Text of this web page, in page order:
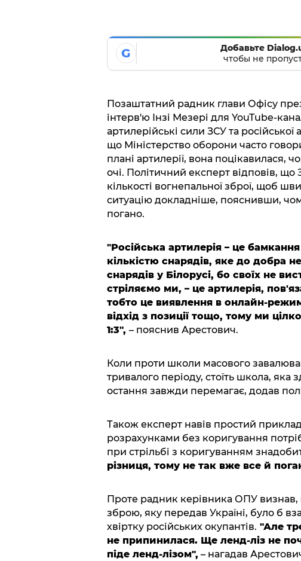
G
Добавьте
чтобы не
Позаштатний радник глави Офісу
інтерв'ю Інзі Мезері для YouTube-
артилерійські сили ЗСУ та російської
що Міністерство оборони часто
плані артилерії, вона
очі. Політичний експерт відповів, що
кількості вогнепальної зброї, щоб
ситуацію докладніше, пояснивши,
погано.
"Російська артилерія – це
кількістю снарядів, яке до добра
снарядів у Білорусі, бо своїх не
стріляємо ми, – це артилерія,
тобто це виявлення в онлайн-
відхід з позиції тощо, тому ми
1:3", – пояснив Арестович.
Коли проти школи масового
тривалого періоду, стоїть школа, яка
остання завжди перемагає, додав
Також експерт навів простий
розрахунками без коригування
при стрільбі з коригуванням
різниця, тому не так вже все й
Проте радник керівника ОПУ визнав,
зброю, яку передав Україні, було б
хвіртку російських окупантів. "Але
не припинилася. Ще ленд-ліз не
піде ленд-лізом", – нагадав